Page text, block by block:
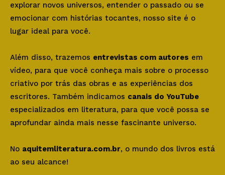
explorar novos universos, entender o passado ou se
emocionar com histórias tocantes, nosso site é o
lugar ideal para você.
Além disso, trazemos entrevistas com autores em
vídeo, para que você conheça mais sobre o processo
criativo por trás das obras e as experiências dos
escritores. Também indicamos canais do YouTube
especializados em literatura, para que você possa se
aprofundar ainda mais nesse fascinante universo.
No aquitemliteratura.com.br, o mundo dos livros está
ao seu alcance!